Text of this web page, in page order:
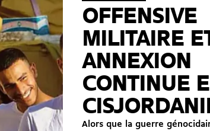
OFFENSIVE
MILITAIRE
ANNEXION
CONTINUE
Alors que la guerre